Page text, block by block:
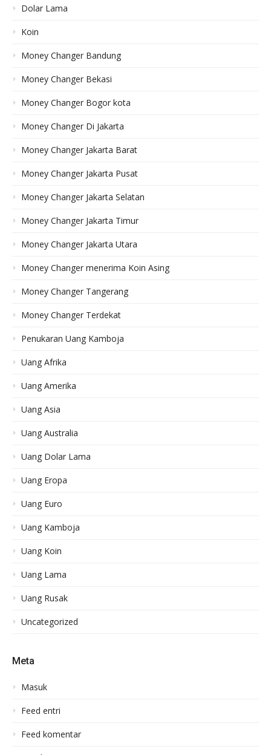
Dolar Lama
Koin
Money Changer Bandung
Money Changer Bekasi
Money Changer Bogor kota
Money Changer Di Jakarta
Money Changer Jakarta Barat
Money Changer Jakarta Pusat
Money Changer Jakarta Selatan
Money Changer Jakarta Timur
Money Changer Jakarta Utara
Money Changer menerima Koin Asing
Money Changer Tangerang
Money Changer Terdekat
Penukaran Uang Kamboja
Uang Afrika
Uang Amerika
Uang Asia
Uang Australia
Uang Dolar Lama
Uang Eropa
Uang Euro
Uang Kamboja
Uang Koin
Uang Lama
Uang Rusak
Uncategorized
Meta
Masuk
Feed entri
Feed komentar